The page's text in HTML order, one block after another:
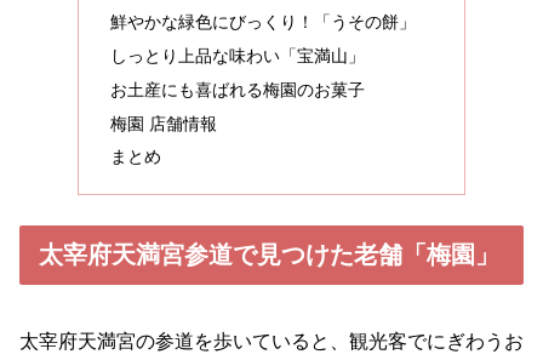
鮮やかな緑色にびっくり！「うその餅」
しっとり上品な味わい「宝満山」
お土産にも喜ばれる梅園のお菓子
梅園 店舗情報
まとめ
太宰府天満宮参道で見つけた老舗「梅園」
太宰府天満宮の参道を歩いていると、観光客でにぎわうお